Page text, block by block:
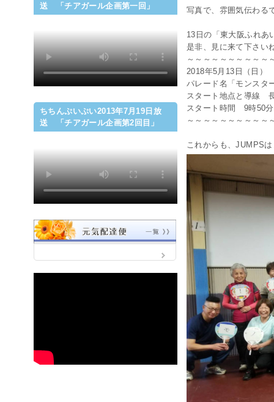
写真で、雰囲気伝わる
13日の「東大阪ふれあ
是非、見に来て下さい
～～～～～～～～～～
2018年5月13日（日）
パレード名「モンスタ
スタート地点と導線
スタート時間 9時50
～～～～～～～～～～
これからも、JUMPS
送 「チアガール企画第一回」
ちちんぷいぷい2013年7月19日放
送 「チアガール企画第2回目」